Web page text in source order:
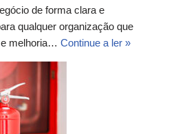
de forma clara e
qualquer organização que
e melhoria… Continue a ler »